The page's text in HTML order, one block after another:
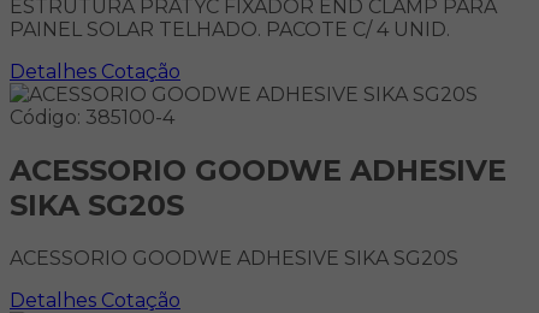
ESTRUTURA PRATYC FIXADOR END CLAMP PARA
PAINEL SOLAR TELHADO. PACOTE C/ 4 UNID.
Detalhes Cotação
Código: 385100-4
ACESSORIO GOODWE ADHESIVE
SIKA SG20S
ACESSORIO GOODWE ADHESIVE SIKA SG20S
Detalhes Cotação